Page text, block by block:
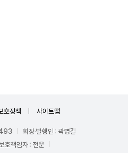
호정책 사이트맵
회장·발행인 : 곽영길
호책임자 : 전운